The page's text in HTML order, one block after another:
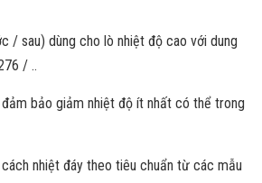
/ sau) dùng cho lò nhiệt độ cao với dung
/ ..
bảo giảm nhiệt độ ít nhất có thể trong
nhiệt đáy theo tiêu chuẩn từ các mẫu